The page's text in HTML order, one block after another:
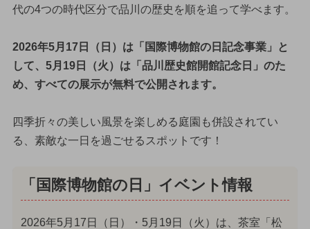
代の4つの時代区分で品川の歴史を順を追って学べます。
2026年5月17日（日）は「国際博物館の日記念事業」と
して、5月19日（火）は「品川歴史館開館記念日」のた
め、すべての展示が無料で公開されます。
四季折々の美しい風景を楽しめる庭園も併設されてい
る、素敵な一日を過ごせるスポットです！
「国際博物館の日」イベント情報
2026年5月17日（日）・5月19日（火）は、茶室「松